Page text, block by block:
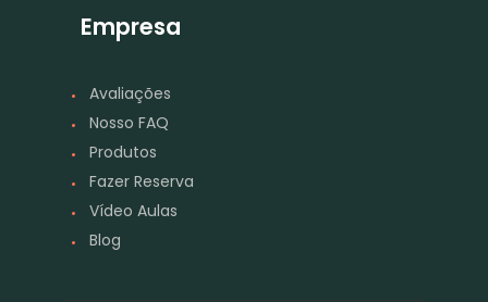
Empresa
Avaliações
Nosso FAQ
Produtos
Fazer Reserva
Vídeo Aulas
Blog